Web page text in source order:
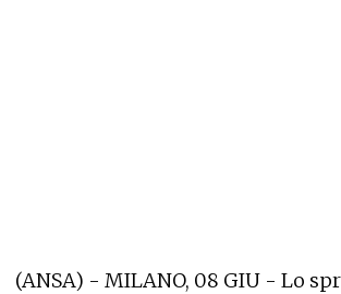
(ANSA) - MILANO, 08 GIU - Lo